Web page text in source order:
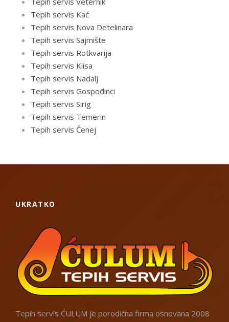
Tepih servis Kać
Tepih servis Nova Detelinara
Tepih servis Sajmište
Tepih servis Rotkvarija
Tepih servis Klisa
Tepih servis Nadalj
Tepih servis Gospođinci
Tepih servis Sirig
Tepih servis Temerin
Tepih servis Čenej
UKRATKO
Tepih servis ĆULUM je porodična firma osnovana 2008